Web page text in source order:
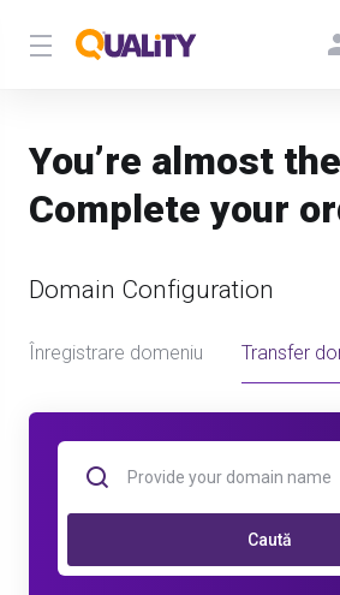
You’re almost
Complete your
Domain Configuration
Înregistrare domeniu Transfer
Caută